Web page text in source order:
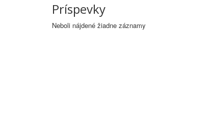
Príspevky
Neboli nájdené žiadne záznamy